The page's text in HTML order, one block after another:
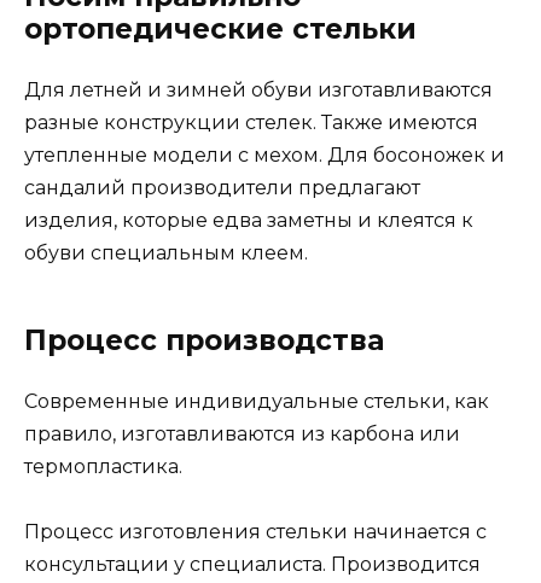
ортопедические стельки
Для летней и зимней обуви изготавливаются
разные конструкции стелек. Также имеются
утепленные модели с мехом. Для босоножек и
сандалий производители предлагают
изделия, которые едва заметны и клеятся к
обуви специальным клеем.
Процесс производства
Современные индивидуальные стельки, как
правило, изготавливаются из карбона или
термопластика.
Процесс изготовления стельки начинается с
консультации у специалиста. Производится